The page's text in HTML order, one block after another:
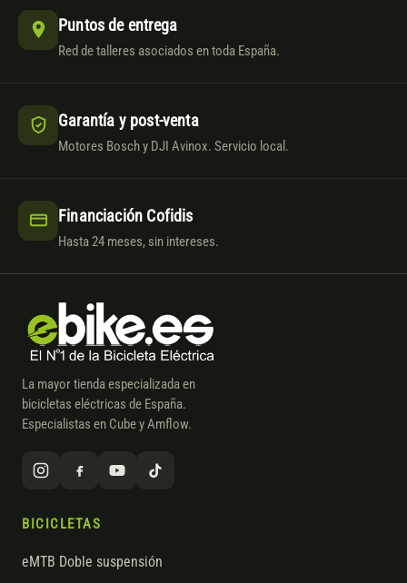
Puntos de entrega
Red de talleres asociados en toda España.
Garantía y post-venta
Motores Bosch y DJI Avinox. Servicio local.
Financiación Cofidis
Hasta 24 meses, sin intereses.
La mayor tienda especializada en
bicicletas eléctricas de España.
Especialistas en Cube y Amflow.
BICICLETAS
eMTB Doble suspensión